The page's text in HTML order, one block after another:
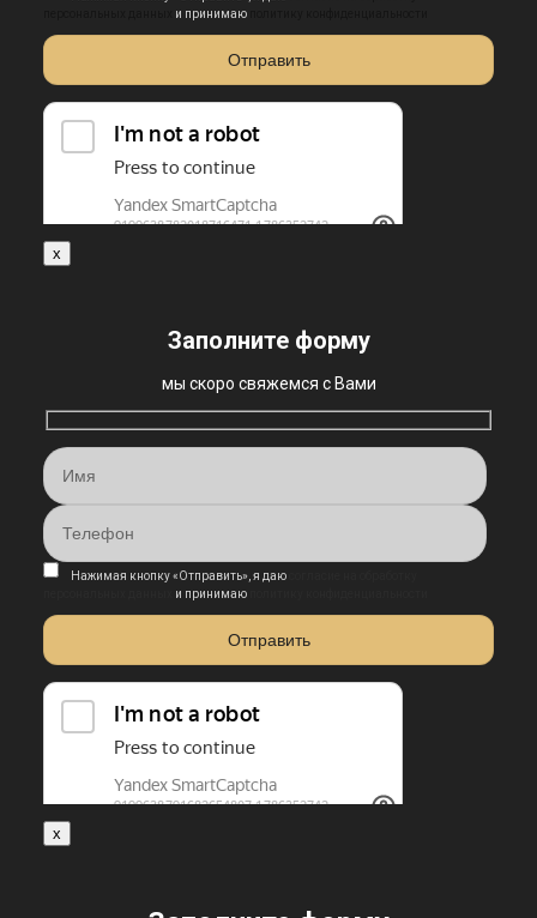
и принимаю
x
Заполните форму
мы скоро свяжемся с Вами
Нажимая кнопку «Отправить», я даю
и принимаю
x